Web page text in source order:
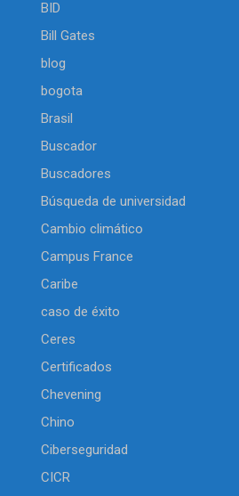
BID
Bill Gates
blog
bogota
Brasil
Buscador
Buscadores
Búsqueda de universidad
Cambio climático
Campus France
Caribe
caso de éxito
Ceres
Certificados
Chevening
Chino
Ciberseguridad
CICR